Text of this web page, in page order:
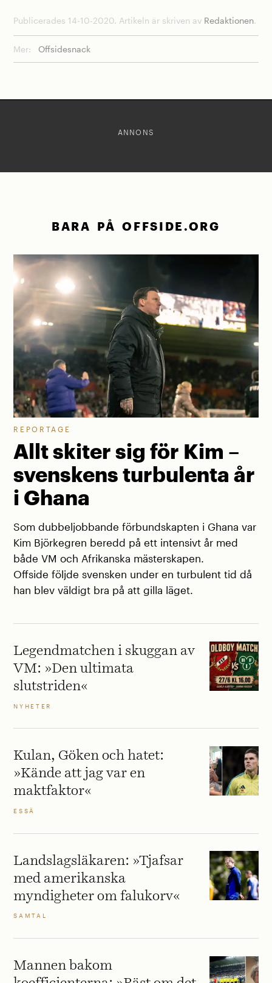
Publicerades 14-10-2020. Artikeln är skriven av Redaktionen.
Mer: Offsidesnack
ANNONS
BARA PÅ OFFSIDE.ORG
REPORTAGE
Allt skiter sig för Kim –
svenskens turbulenta år
i Ghana
Som dubbeljobbande förbundskapten i Ghana var
Kim Björkegren beredd på ett intensivt år med
både VM och Afrikanska mästerskapen.
Offside följde svensken under en turbulent tid då
han blev väldigt bra på att gilla läget.
Legendmatchen i skuggan av
VM: »Den ultimata
slutstriden«
NYHETER
Kulan, Göken och hatet:
»Kände att jag var en
maktfaktor«
ESSÄ
Landslagsläkaren: »Tjafsar
med amerikanska
myndigheter om falukorv«
SAMTAL
Mannen bakom